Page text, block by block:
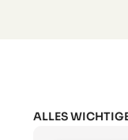
ALLES